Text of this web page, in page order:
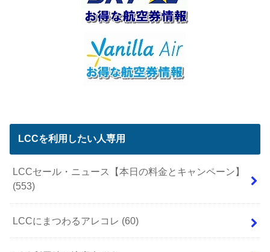
LCCを利用したい人専用
LCCセール・ニュース【本日の料金とキャンペーン】
(553)
LCCにまつわるアレコレ (60)